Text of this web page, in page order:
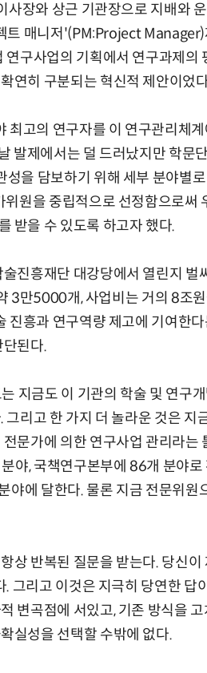
사장와 상근 기관장으로 지배와
트 매니저'(PM:Project
구사업의 기획에서 연구과제의
연히 구분되는 혁신적 제안이었
최고의 연구자를 이 연구관리체
발제에서는 덜 드러났지만 학문
을 담보하기 위해 세부 분야별
위원을 중립적으로 선정함으로써
받을 수 있도록 하고자 했다.
진흥재단 대강당에서 열린지 벌
3만5000개, 사업비는 거의 8조원
진흥과 연구역량 제고에 기여한
된다.
지금도 이 기관의 학술 및 연구
그리고 한 가지 더 놀라운 것은
문가에 의한 연구사업 관리라
야, 국책연구본부에 86개 분야
야에 달한다. 물론 지금 전문위원
상 반복된 질문을 받는다. 당신
그리고 이것은 지극히 당연한 답
변곡점에 서있고, 기존 방식을
실성을 선택할 수밖에 없다.